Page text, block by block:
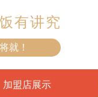
有讲究
就！
加盟店展示